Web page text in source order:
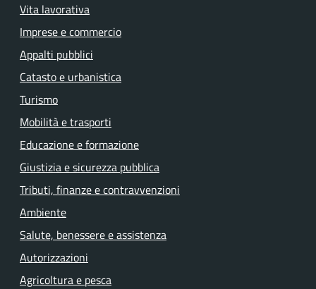
Vita lavorativa
Imprese e commercio
Appalti pubblici
Catasto e urbanistica
Turismo
Mobilità e trasporti
Educazione e formazione
Giustizia e sicurezza pubblica
Tributi, finanze e contravvenzioni
Ambiente
Salute, benessere e assistenza
Autorizzazioni
Agricoltura e pesca